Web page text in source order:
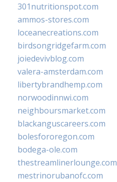
301nutritionspot.com
ammos-stores.com
loceanecreations.com
birdsongridgefarm.com
joiedevivblog.com
valera-amsterdam.com
libertybrandhemp.com
norwoodinnwi.com
neighboursmarket.com
blackanguscareers.com
bolesfororegon.com
bodega-ole.com
thestreamlinerlounge.com
mestrinorubanofc.com